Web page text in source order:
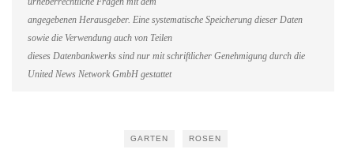
urheberrechtliche Fragen mit dem
angegebenen Herausgeber. Eine systematische Speicherung dieser Daten
sowie die Verwendung auch von Teilen
dieses Datenbankwerks sind nur mit schriftlicher Genehmigung durch die
United News Network GmbH gestattet
GARTEN ROSEN